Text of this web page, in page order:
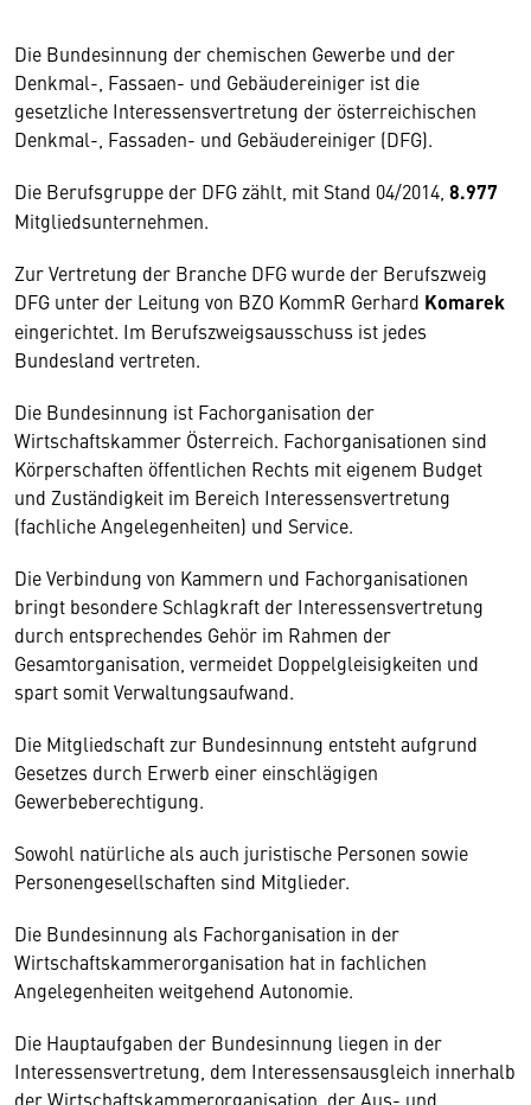
Die Bundesinnung der chemischen Gewerbe und der
Denkmal-, Fassaen- und Gebäudereiniger ist die
gesetzliche Interessensvertretung der österreichischen
Denkmal-, Fassaden- und Gebäudereiniger (DFG).
Die Berufsgruppe der DFG zählt, mit Stand 04/2014, 8.977
Mitgliedsunternehmen.
Zur Vertretung der Branche DFG wurde der Berufszweig
DFG unter der Leitung von BZO KommR Gerhard Komarek
eingerichtet. Im Berufszweigsausschuss ist jedes
Bundesland vertreten.
Die Bundesinnung ist Fachorganisation der
Wirtschaftskammer Österreich. Fachorganisationen sind
Körperschaften öffentlichen Rechts mit eigenem Budget
und Zuständigkeit im Bereich Interessensvertretung
(fachliche Angelegenheiten) und Service.
Die Verbindung von Kammern und Fachorganisationen
bringt besondere Schlagkraft der Interessensvertretung
durch entsprechendes Gehör im Rahmen der
Gesamtorganisation, vermeidet Doppelgleisigkeiten und
spart somit Verwaltungsaufwand.
Die Mitgliedschaft zur Bundesinnung entsteht aufgrund
Gesetzes durch Erwerb einer einschlägigen
Gewerbeberechtigung.
Sowohl natürliche als auch juristische Personen sowie
Personengesellschaften sind Mitglieder.
Die Bundesinnung als Fachorganisation in der
Wirtschaftskammerorganisation hat in fachlichen
Angelegenheiten weitgehend Autonomie.
Die Hauptaufgaben der Bundesinnung liegen in der
Interessensvertretung, dem Interessensausgleich innerhalb
der Wirtschaftskammerorganisation, der Aus- und